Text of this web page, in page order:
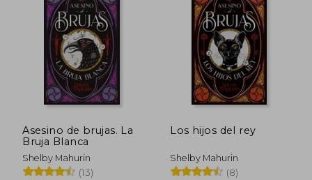
Asesino de brujas. La
Bruja Blanca
Shelby Mahurin
(13)
Los hijos del rey
Shelby Mahurin
(8)